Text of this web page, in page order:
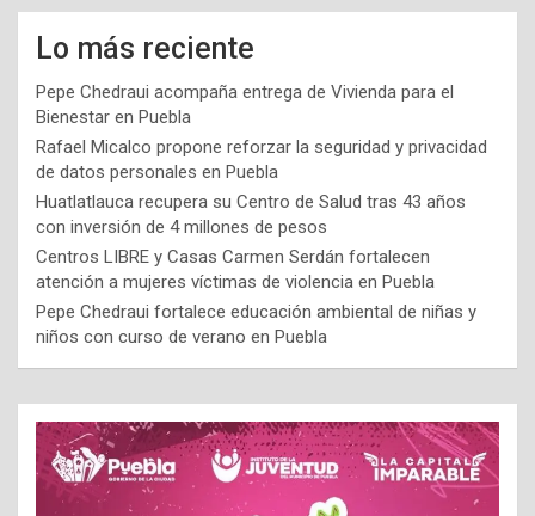
Lo más reciente
Pepe Chedraui acompaña entrega de Vivienda para el
Bienestar en Puebla
Rafael Micalco propone reforzar la seguridad y privacidad
de datos personales en Puebla
Huatlatlauca recupera su Centro de Salud tras 43 años
con inversión de 4 millones de pesos
Centros LIBRE y Casas Carmen Serdán fortalecen
atención a mujeres víctimas de violencia en Puebla
Pepe Chedraui fortalece educación ambiental de niñas y
niños con curso de verano en Puebla